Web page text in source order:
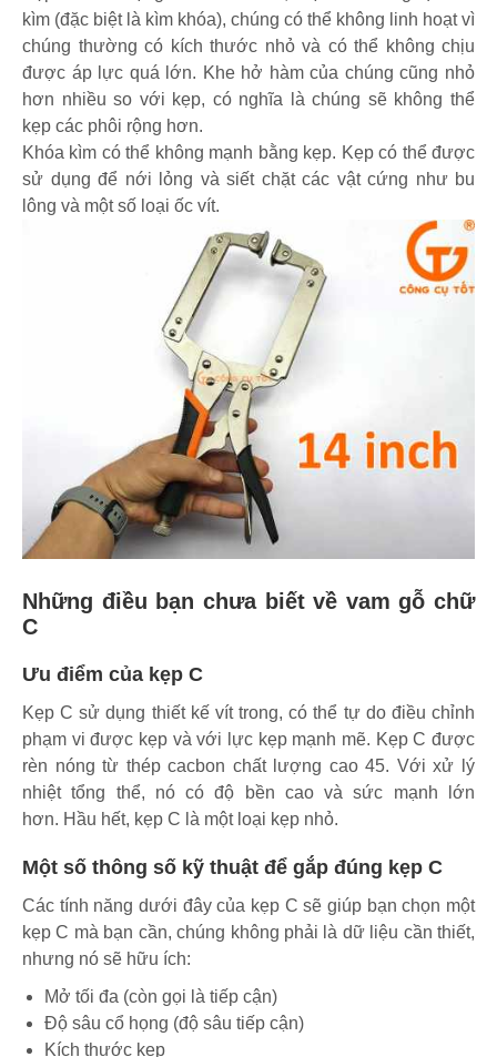
kìm (đặc biệt là kìm khóa), chúng có thể không linh hoạt vì
chúng thường có kích thước nhỏ và có thể không chịu
được áp lực quá lớn. Khe hở hàm của chúng cũng nhỏ
hơn nhiều so với kẹp, có nghĩa là chúng sẽ không thể
kẹp các phôi rộng hơn.
Khóa kìm có thể không mạnh bằng kẹp. Kẹp có thể được
sử dụng để nới lỏng và siết chặt các vật cứng như bu
lông và một số loại ốc vít.
Những điều bạn chưa biết về vam gỗ chữ
C
Ưu điểm của kẹp C
Kẹp C sử dụng thiết kế vít trong, có thể tự do điều chỉnh
phạm vi được kẹp và với lực kẹp mạnh mẽ. Kẹp C được
rèn nóng từ thép cacbon chất lượng cao 45. Với xử lý
nhiệt tổng thể, nó có độ bền cao và sức mạnh lớn
hơn. Hầu hết, kẹp C là một loại kẹp nhỏ.
Một số thông số kỹ thuật để gắp đúng kẹp C
Các tính năng dưới đây của kẹp C sẽ giúp bạn chọn một
kẹp C mà bạn cần, chúng không phải là dữ liệu cần thiết,
nhưng nó sẽ hữu ích:
Mở tối đa (còn gọi là tiếp cận)
Độ sâu cổ họng (độ sâu tiếp cận)
Kích thước kẹp